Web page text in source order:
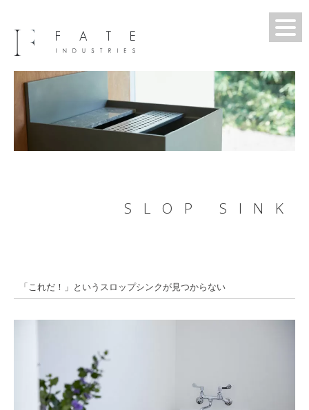
SLOP SINK
「これだ！」というスロップシンクが見つからない